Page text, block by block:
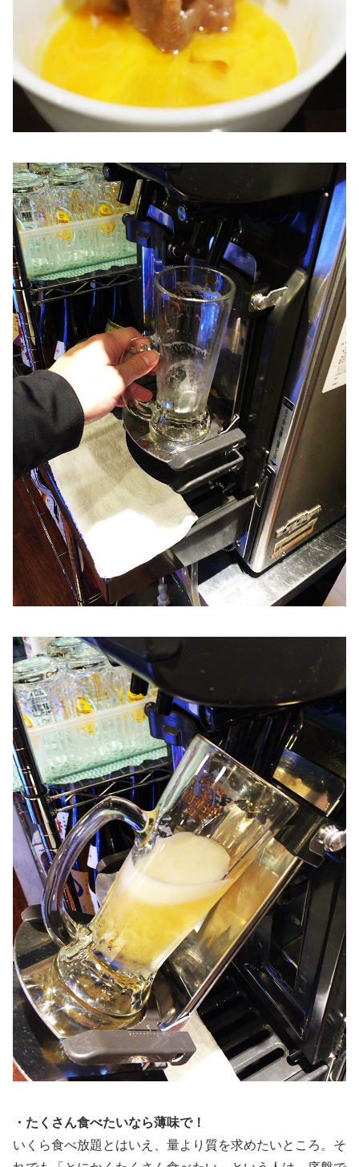
・たくさん食べたいなら薄味で！
いくら食べ放題とはいえ、量より質を求めたいところ。そ